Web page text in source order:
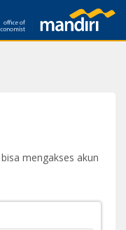
mengakses akun